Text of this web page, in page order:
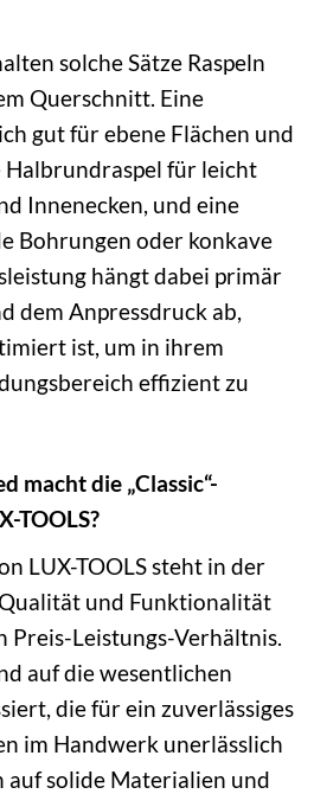
solche Sätze Raspeln
Querschnitt. Eine
gut für ebene Flächen und
für leicht
Innenecken, und eine
Bohrungen oder konkave
hängt dabei primär
dem Anpressdruck ab,
ist, um in ihrem
effizient zu
macht die „Classic“-
TOOLS?
LUX-TOOLS steht in der
und Funktionalität
Preis-Leistungs-Verhältnis.
auf die wesentlichen
die für ein zuverlässiges
im Handwerk unerlässlich
auf solide Materialien und